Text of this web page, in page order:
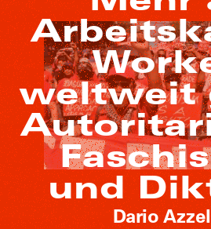
weltweit
und
Dario